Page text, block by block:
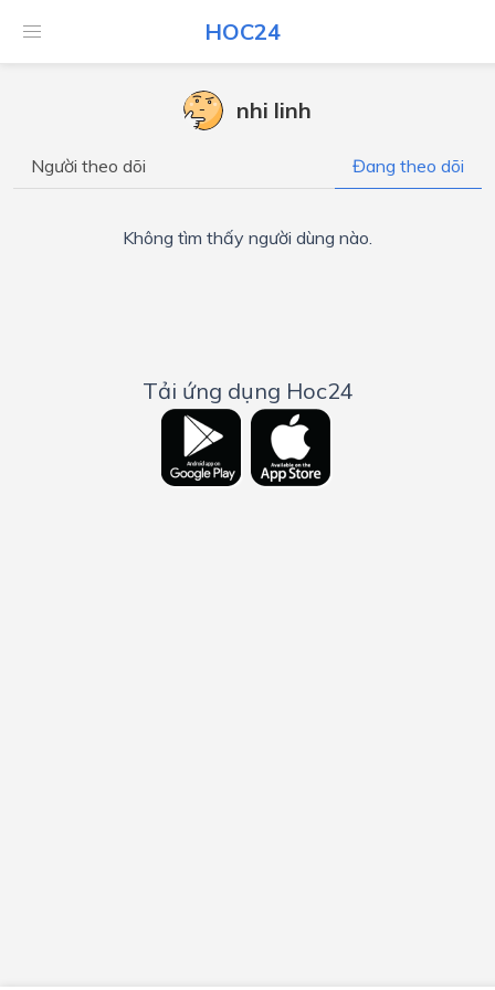
HOC24
nhi linh
Người theo dõi Đang theo dõi
Không tìm thấy người dùng nào.
Tải ứng dụng Hoc24